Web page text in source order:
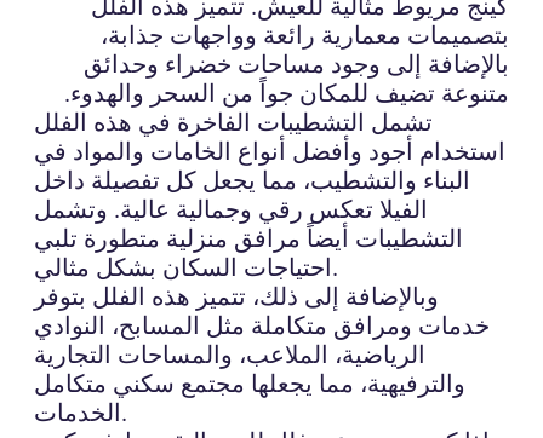
كينج مريوط مثالية للعيش. تتميز هذه الفلل
بتصميمات معمارية رائعة وواجهات جذابة،
بالإضافة إلى وجود مساحات خضراء وحدائق
متنوعة تضيف للمكان جواً من السحر والهدوء.
تشمل التشطيبات الفاخرة في هذه الفلل
استخدام أجود وأفضل أنواع الخامات والمواد في
البناء والتشطيب، مما يجعل كل تفصيلة داخل
الفيلا تعكس رقي وجمالية عالية. وتشمل
التشطيبات أيضاً مرافق منزلية متطورة تلبي
احتياجات السكان بشكل مثالي.
وبالإضافة إلى ذلك، تتميز هذه الفلل بتوفر
خدمات ومرافق متكاملة مثل المسابح، النوادي
الرياضية، الملاعب، والمساحات التجارية
والترفيهية، مما يجعلها مجتمع سكني متكامل
الخدمات.